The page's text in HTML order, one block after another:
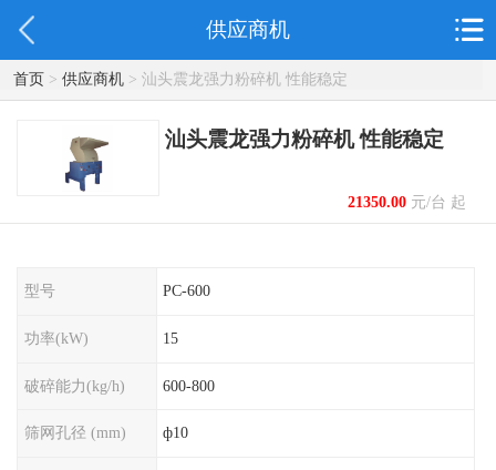
供应商机
首页> 供应商机> 汕头震龙强力粉碎机 性能稳定
汕头震龙强力粉碎机 性能稳定
21350.00元/台 起
型号 PC-600
功率(kW) 15
破碎能力(kg/h) 600-800
筛网孔径 (mm) ф10